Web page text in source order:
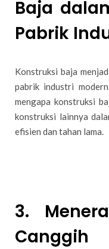
Baja
Pabrik
Konstruksi baja
pabrik industri
mengapa konstruksi
konstruksi lainnya
efisien dan tahan lama.
3.